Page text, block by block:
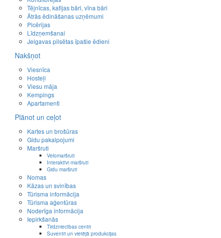
Tējnīcas, kafijas bāri, vīna bāri
Ātrās ēdināšanas uzņēmumi
Picērijas
Līdzņemšanai
Jelgavas pilsētas īpašie ēdieni
Nakšņot
Viesnīca
Hosteļi
Viesu māja
Kempings
Apartamenti
Plānot un ceļot
Kartes un brošūras
Gidu pakalpojumi
Maršruti
Velomaršruti
Interaktīvi maršruti
Gidu maršruti
Nomas
Kāzas un svinības
Tūrisma informācija
Tūrisma aģentūras
Noderīga informācija
Iepirkšanās
Tirdzniecības centri
Suvenīri un vietējā produkcijas